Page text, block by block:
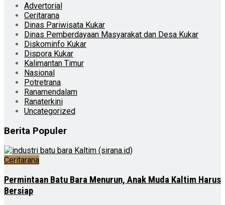
Advertorial
Ceritarana
Dinas Pariwisata Kukar
Dinas Pemberdayaan Masyarakat dan Desa Kukar
Diskominfo Kukar
Dispora Kukar
Kalimantan Timur
Nasional
Potretrana
Ranamendalam
Ranaterkini
Uncategorized
Berita Populer
Ceritarana
Permintaan Batu Bara Menurun, Anak Muda Kaltim Harus
Bersiap